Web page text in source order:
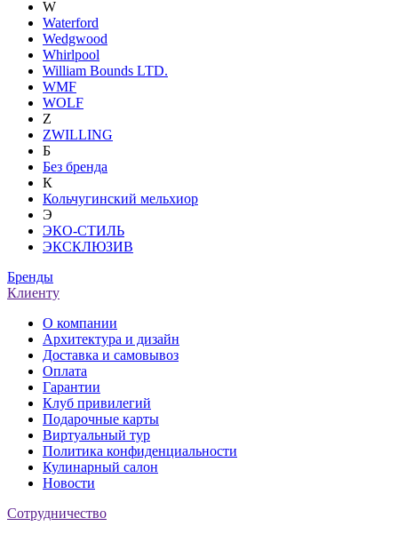
W
Waterford
Wedgwood
Whirlpool
William Bounds LTD.
WMF
WOLF
Z
ZWILLING
Б
Без бренда
К
Кольчугинский мельхиор
Э
ЭКО-СТИЛЬ
ЭКСКЛЮЗИВ
Бренды
Клиенту
О компании
Архитектура и дизайн
Доставка и самовывоз
Оплата
Гарантии
Клуб привилегий
Подарочные карты
Виртуальный тур
Политика конфиденциальности
Кулинарный салон
Новости
Сотрудничество